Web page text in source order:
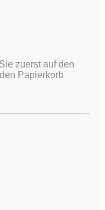
zuerst auf den
Papierkorb